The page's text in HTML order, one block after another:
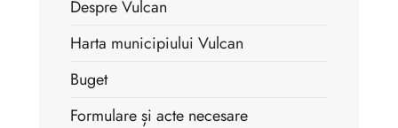
Despre Vulcan
Harta municipiului Vulcan
Buget
Formulare și acte necesare